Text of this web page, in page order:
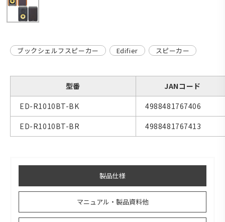
ブックシェルフスピーカー Edifier スピーカー
型番
JANコード
ED-R1010BT-BK
4988481767406
ED-R1010BT-BR
4988481767413
製品仕様
マニュアル・製品資料他